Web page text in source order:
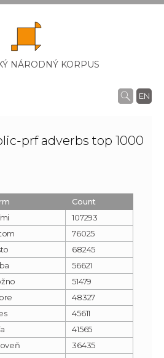
NÁRODNÝ KORPUS
EN
prf adverbs top 1000
Count
107293
76025
68245
56621
51479
48327
45611
41565
36435